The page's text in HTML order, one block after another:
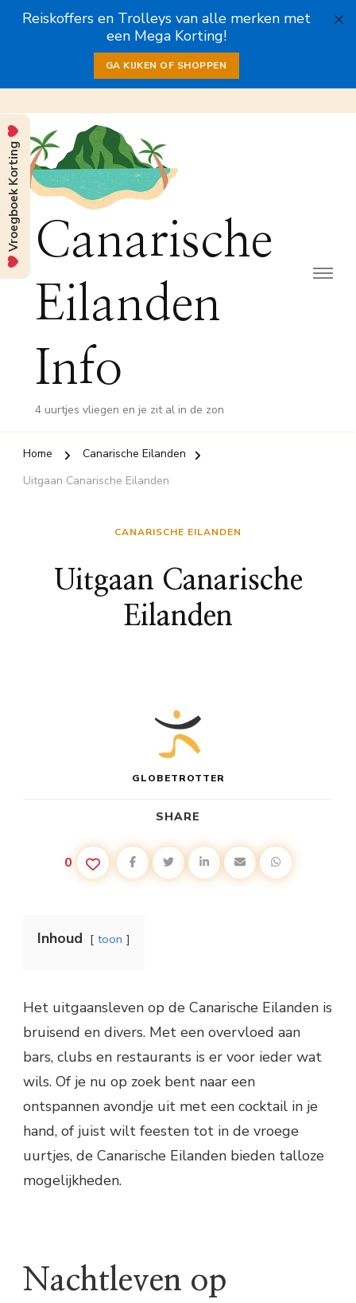
Reiskoffers en Trolleys van alle merken met
een Mega Korting!
GA KIJKEN OF SHOPPEN
Canarische
Eilanden
Info
4 uurtjes vliegen en je zit al in de zon
Home
Canarische Eilanden
Uitgaan Canarische Eilanden
CANARISCHE EILANDEN
Uitgaan Canarische
Eilanden
GLOBETROTTER
SHARE
0
Inhoud toon
Het uitgaansleven op de Canarische Eilanden is
bruisend en divers. Met een overvloed aan
bars, clubs en restaurants is er voor ieder wat
wils. Of je nu op zoek bent naar een
ontspannen avondje uit met een cocktail in je
hand, of juist wilt feesten tot in de vroege
uurtjes, de Canarische Eilanden bieden talloze
mogelijkheden.
Nachtleven op
Vroegboek Korting